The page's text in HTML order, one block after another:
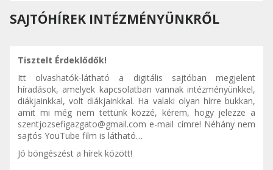
SAJTÓHÍREK INTÉZMÉNYÜNKRŐL
Tisztelt Érdeklődők!
Itt olvashatók-látható a digitális sajtóban megjelent
híradások, amelyek kapcsolatban vannak intézményünkkel,
diákjainkkal, volt diákjainkkal. Ha valaki olyan hírre bukkan,
amit mi még nem tettünk közzé, kérem, hogy jelezze a
szentjozsefigazgato@gmail.com e-mail címre! Néhány nem
sajtós YouTube film is látható…
Jó böngészést a hírek között!